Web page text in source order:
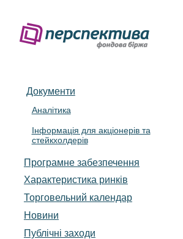
Документи
Аналітика
Інформація для акціонерів та
стейкхолдерів
Програмне забезпечення
Характеристика pинків
Торговельний календар
Новини
Публічні заходи